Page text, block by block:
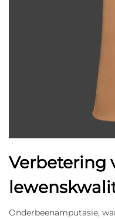
Verbetering
Onderbeenamputasie,